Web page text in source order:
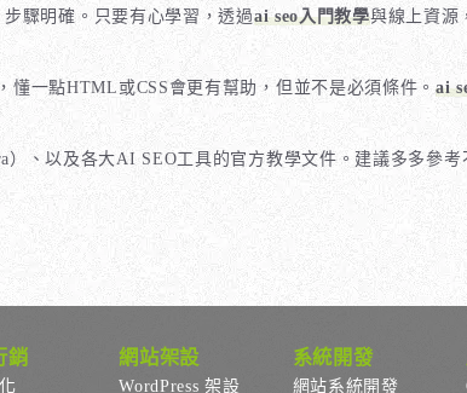
驟明確。只要有心學習，透過ai seo入門教學與線上資源
一點HTML或CSS會更有幫助，但並不是必須條件。ai
）、以及各大AI SEO工具的官方教學文件。建議多多參
銷 網站架設
WordPress 架設
系統開發
網站系統開發